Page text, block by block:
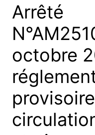
Arrêté
octobre